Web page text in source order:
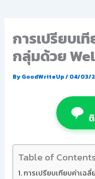
การเปรียบเ
กลุ่มด้วย
ByGoodWriteUp/04/03/
Table of Contents
การเปรียบเทียบค่าเฉลี่